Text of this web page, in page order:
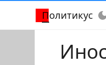
Политикус